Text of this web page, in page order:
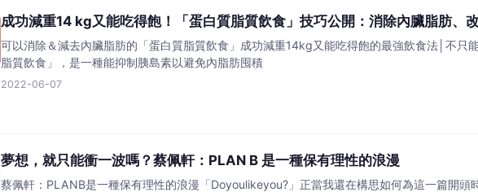
成功減重14 kg又能吃得飽！「蛋白質脂質飲食」技巧公開：消除內臟脂肪、
可以消除＆減去內臟脂肪的「蛋白質脂質飲食」成功減重14kg又能吃得飽的最強飲食法│不只
脂質飲食」，是一種能抑制胰島素以避免內脂肪囤積
2022-06-07
夢想，就只能衝一波嗎？蔡佩軒：PLAN B 是一種保有理性的浪漫
蔡佩軒：PLANB是一種保有理性的浪漫「Doyoulikeyou?」正當我還在構思如何為這一篇開